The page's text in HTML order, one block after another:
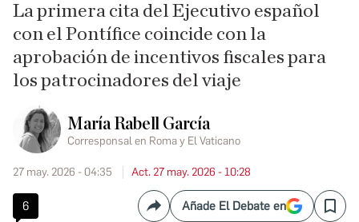
La primera cita del Ejecutivo español
con el Pontífice coincide con la
aprobación de incentivos fiscales para
los patrocinadores del viaje
María Rabell García
Corresponsal en Roma y El Vaticano
27 may. 2026 - 04:35 Act. 27 may. 2026 - 10:28
6 CompartirAñade El Debate en Save